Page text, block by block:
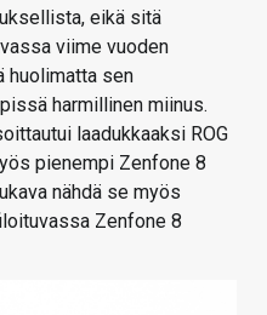
eikä sitä
viime vuoden
huolimatta sen
harmillinen miinus.
laadukkaaksi ROG
pienempi Zenfone 8
nähdä se myös
Zenfone 8